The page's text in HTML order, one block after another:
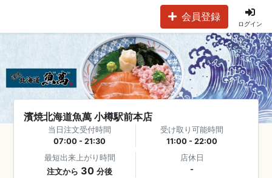
会員登録
ログイン
濱焼北海道魚萬 小樽駅前本店
当日注文受付時間
07:00 - 21:30
受け取り可能時間
11:00 - 22:00
最短出来上がり時間
注文から 30 分後
店休日
-